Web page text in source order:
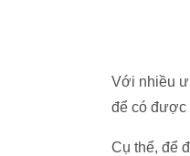
Với nhiều
để có được
Cụ thể, để